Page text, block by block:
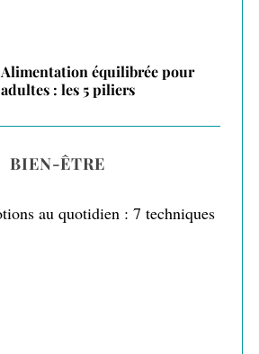
Alimentation équilibrée pour
adultes : les 5 piliers
BIEN-ÊTRE